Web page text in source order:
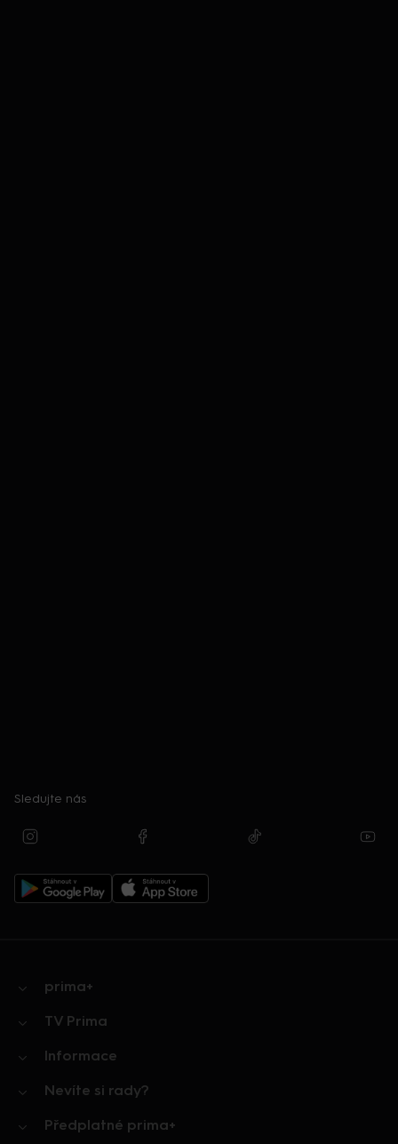
Sledujte nás
prima+
TV Prima
Informace
Nevíte si rady?
Předplatné prima+